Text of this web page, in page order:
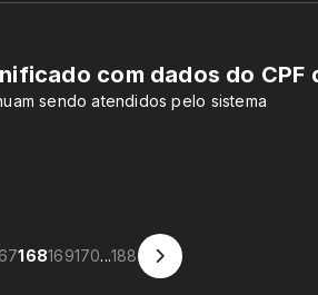
com dados do CPF
sendo atendidos pelo sistema
168169170...188